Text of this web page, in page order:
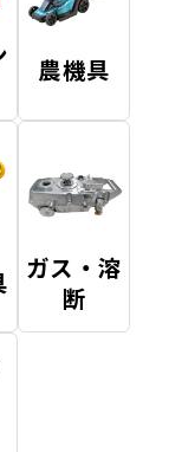
農機具
ガス・溶
断